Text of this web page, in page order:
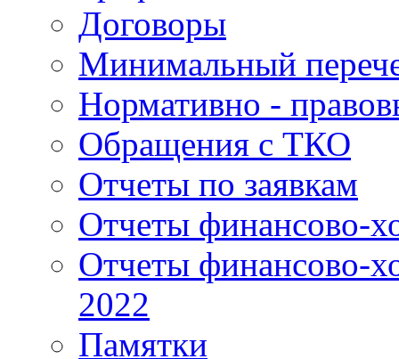
Договоры
Минимальный
Нормативно -
Обращения с ТКО
Отчеты по заявкам
Отчеты финансово-
Отчеты финансово-
2022
Памятки